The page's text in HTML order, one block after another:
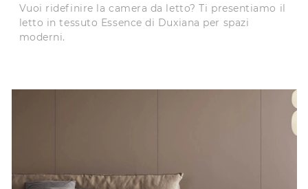
Vuoi ridefinire la camera da letto? Ti presentiamo il
letto in tessuto Essence di Duxiana per spazi
moderni.